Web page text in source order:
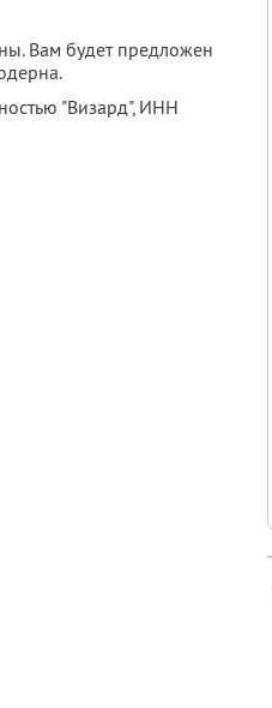
Вам будет предложен
"Визард", ИНН